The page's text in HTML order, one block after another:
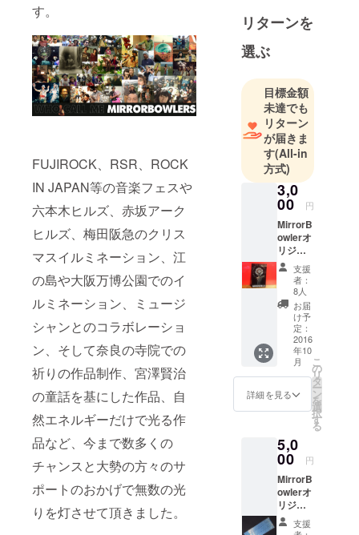
す。
FUJIROCK、RSR、ROCK
IN JAPAN等の音楽フェスや
六本木ヒルズ、赤坂アーク
ヒルズ、梅田阪急のクリス
マスイルミネーション、江
の島や大阪万博公園でのイ
ルミネーション、ミュージ
シャンとのコラボレーショ
ン、そして奈良の寺院での
祈りの作品制作、宮澤賢治
の童話を基にした作品、自
然エネルギーだけで光る作
品など、今まで数多くの
チャンスと大勢の方々のサ
ポートのおかげで無数の光
りを灯させて頂きました。
代の終わり
に渡英し、
帰国後音楽
制作事務所
に就職。音
楽家のマ
ネージャー
をしつつX
Japan等の海
外レコー
ディングの
ネートをす
23歳で結婚
し、会社を
辞めて妻に
養ってもら
いながら突
然フリーの
グラフィッ
クデザイ
ナーとな
志郎、
CHARA、
UA、黒夢、
井上陽水、
Thee
リターンを
選ぶ
目標金額
未達でも
リターン
が届きま
す(All-in
方式)
3,0
00 円
MirrorB
owlerオ
リジナ
ル ス
テッ
カー
支援
者：
8人
お届
け予
定：
2016
年10
月
詳細を見る
こ
の
リ
タ
ー
ン
を
選
択
す
る
5,0
00 円
MirrorB
owlerオ
リジナ
ル手ぬ
ぐい支援